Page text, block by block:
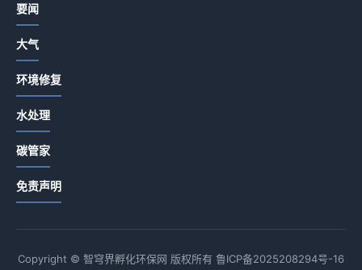
要闻
大气
环境修复
水处理
碳管家
免责声明
Copyright © 智穹界孵化环保网 版权所有 鲁ICP备2025208294号-16